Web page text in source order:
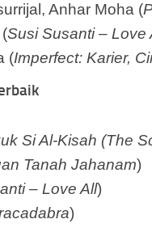
Anhar Moha (
Susi Susanti – Love
(Imperfect: Karier,
Si Al-Kisah (The
Tanah Jahanam)
– Love All)
)